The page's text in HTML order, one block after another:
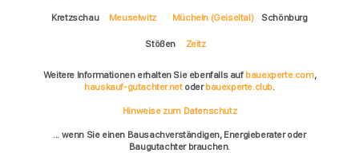
Kretzschau Meuselwitz Mücheln (Geiseltal) Schönburg
Stößen Zeitz
Weitere Informationen erhalten Sie ebenfalls auf bauexperte.com,
hauskauf-gutachter.netoderbauexperte.club.
Hinweise zum Datenschutz
... wenn Sie einen Bausachverständigen, Energieberater oder
Baugutachter brauchen.